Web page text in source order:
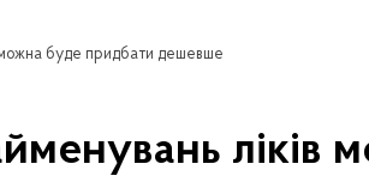
можна буде придбати дешевше